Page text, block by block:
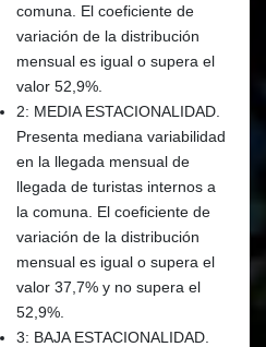
comuna. El coeficiente de
variación de la distribución
mensual es igual o supera el
valor 52,9%.
2: MEDIA ESTACIONALIDAD.
Presenta mediana variabilidad
en la llegada mensual de
llegada de turistas internos a
la comuna. El coeficiente de
variación de la distribución
mensual es igual o supera el
valor 37,7% y no supera el
52,9%.
3: BAJA ESTACIONALIDAD.